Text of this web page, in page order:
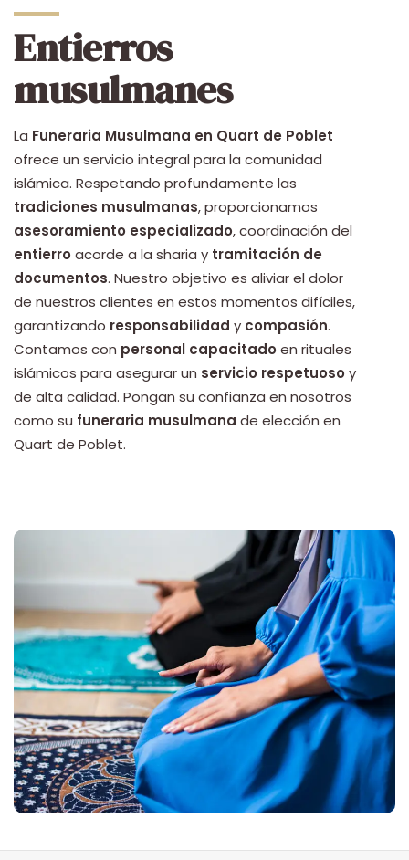
Entierros
musulmanes
La Funeraria Musulmana en Quart de Poblet
ofrece un servicio integral para la comunidad
islámica. Respetando profundamente las
tradiciones musulmanas, proporcionamos
asesoramiento especializado, coordinación del
entierroacorde a la sharia y tramitación de
documentos. Nuestro objetivo es aliviar el dolor
de nuestros clientes en estos momentos difíciles,
garantizando responsabilidad y compasión.
Contamos con personal capacitadoen rituales
islámicos para asegurar un servicio respetuosoy
de alta calidad. Pongan su confianza en nosotros
como su funeraria musulmana de elección en
Quart de Poblet.